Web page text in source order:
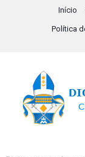
Início
Política